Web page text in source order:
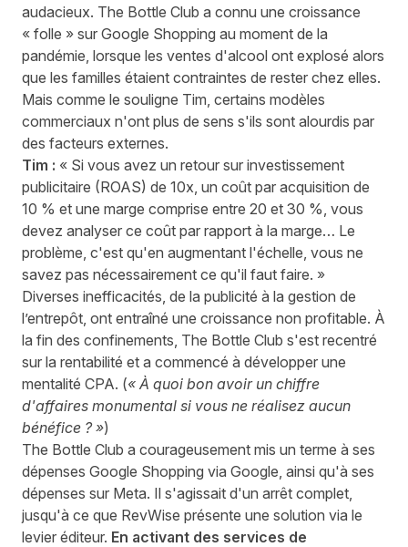
audacieux. The Bottle Club a connu une croissance
« folle » sur Google Shopping au moment de la
pandémie, lorsque les ventes d'alcool ont explosé alors
que les familles étaient contraintes de rester chez elles.
Mais comme le souligne Tim, certains modèles
commerciaux n'ont plus de sens s'ils sont alourdis par
des facteurs externes.
Tim : « Si vous avez un retour sur investissement
publicitaire (ROAS) de 10x, un coût par acquisition de
10 % et une marge comprise entre 20 et 30 %, vous
devez analyser ce coût par rapport à la marge… Le
problème, c'est qu'en augmentant l'échelle, vous ne
savez pas nécessairement ce qu'il faut faire. »
Diverses inefficacités, de la publicité à la gestion de
l’entrepôt, ont entraîné une croissance non profitable. À
la fin des confinements, The Bottle Club s'est recentré
sur la rentabilité et a commencé à développer une
mentalité CPA. (« À quoi bon avoir un chiffre
d'affaires monumental si vous ne réalisez aucun
bénéfice ? »)
The Bottle Club a courageusement mis un terme à ses
dépenses Google Shopping via Google, ainsi qu'à ses
dépenses sur Meta. Il s'agissait d'un arrêt complet,
jusqu'à ce que RevWise présente une solution via le
levier éditeur. En activant des services de